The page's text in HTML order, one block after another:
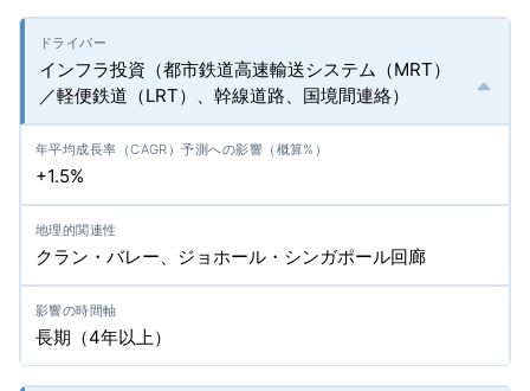
インフラ投資（都市鉄道高速輸送システム（MRT）
／軽便鉄道（LRT）、幹線道路、国境間連絡）
+1.5%
クラン・バレー、ジョホール・シンガポール回廊
長期（4年以上）